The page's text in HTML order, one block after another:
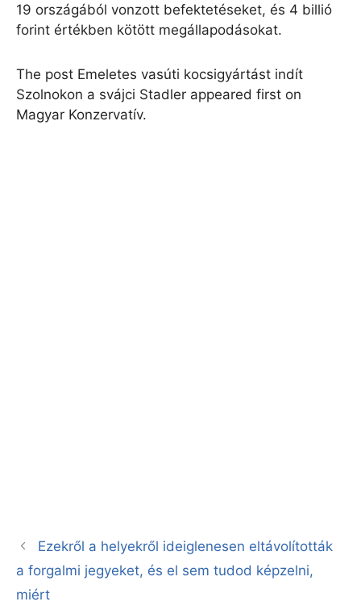
19 országából vonzott befektetéseket, és 4 billió
forint értékben kötött megállapodásokat.
The post Emeletes vasúti kocsigyártást indít
Szolnokon a svájci Stadler appeared first on
Magyar Konzervatív.
Ezekről a helyekről ideiglenesen eltávolították
a forgalmi jegyeket, és el sem tudod képzelni,
miért